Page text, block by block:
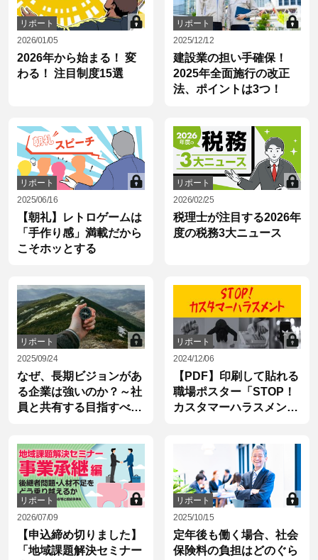
リポート
2026/01/05
2026年から始まる！ 変
わる！ 注目制度15選
リポート
2025/12/12
建設業の担い手確保！
2025年全面施行の改正
法、ポイントは3つ！
リポート
2025/06/16
【朝礼】レトロゲームは
「手作り感」満載だから
こそホッとする
リポート
2026/02/25
税理士が注目する2026年
度の税務3大ニュース
リポート
2025/09/24
なぜ、長期ビジョンがあ
る企業は強いのか？～社
員と共有する目指すべき
リポート
2024/12/06
【PDF】印刷して貼れる
職場ポスター「STOP！
カスタマーハラスメン
リポート
2026/07/09
【申込締め切りました】
「地域課題解決セミナー
リポート
2025/10/15
定年後も働く場合、社会
保険料の負担はどのぐら